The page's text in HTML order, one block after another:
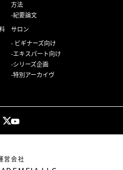
方法
紀要論文
サロン
ビギナーズ向け
エキスパート向け
シリーズ企画
特別アーカイヴ
営会社